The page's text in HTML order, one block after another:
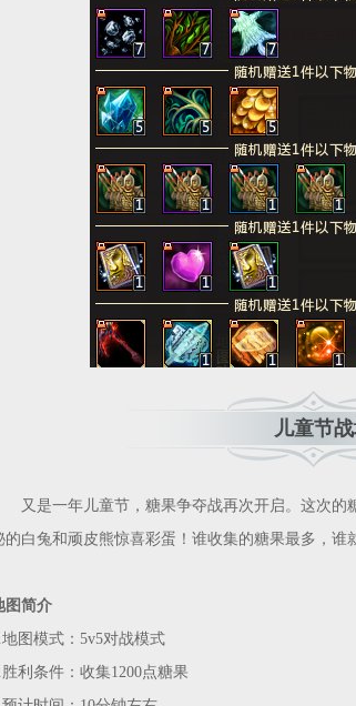
儿童节
是一年儿童节，糖果争夺战再次开启。这次的
的白兔和顽皮熊惊喜彩蛋！谁收集的糖果最多，谁
图简介
地图模式：5v5对战模式
胜利条件：收集1200点糖果